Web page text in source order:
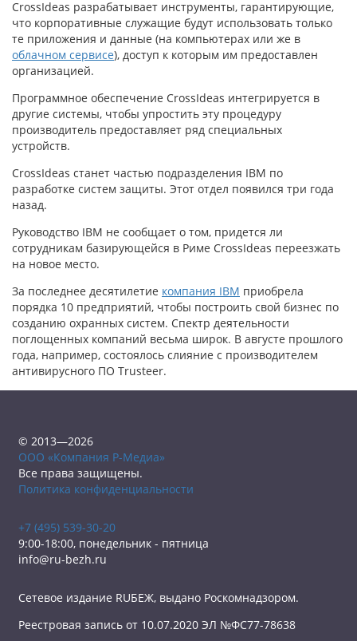
CrossIdeas разрабатывает инструменты, гарантирующие,
что корпоративные служащие будут использовать только
те приложения и данные (на компьютерах или же в
облачном сервисе), доступ к которым им предоставлен
организацией.
Программное обеспечение CrossIdeas интегрируется в
другие системы, чтобы упростить эту процедуру
производитель предоставляет ряд специальных
устройств.
CrossIdeas станет частью подразделения IBM по
разработке систем защиты. Этот отдел появился три года
назад.
Руководство IBM не сообщает о том, придется ли
сотрудникам базирующейся в Риме CrossIdeas переезжать
на новое место.
За последнее десятилетие компания IBM приобрела
порядка 10 предприятий, чтобы построить свой бизнес по
созданию охранных систем. Спектр деятельности
поглощенных компаний весьма широк. В августе прошлого
года, например, состоялось слияние с производителем
антивирусного ПО Trusteer.
© 2013—2026
ООО «Компания Р-Медиа»
Все права защищены.
Политика конфиденциальности
+7 (495) 539-30-20
9:00-18:00, понедельник - пятница
info@ru-bezh.ru
Сетевое издание RUБЕЖ, выдано Роскомнадзором.
Реестровая запись от 10.07.2020 ЭЛ №ФС77-78638